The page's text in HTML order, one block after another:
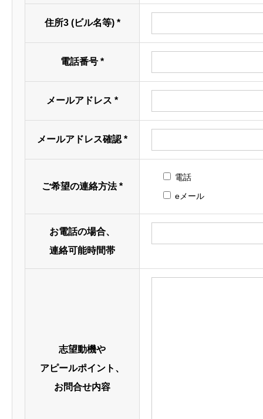
・異動を自宅か
諸手当：時間外
賞与：年2回（7
●仙台長町セン
住所3 (ビル名等) *
電話番号 *
メールアドレス *
メールアドレス確認 *
ご希望の連絡方法*
電話
eメール
お電話の場合、
連絡可能時間帯
志望動機や
アピールポイント、
お問合せ内容